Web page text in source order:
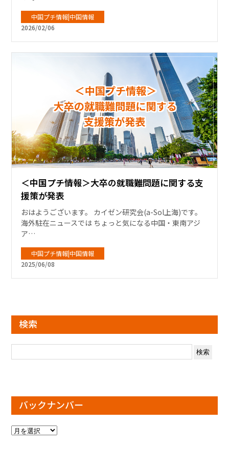
中国プチ情報|中国情報
2026/02/06
＜中国プチ情報＞大卒の就職難問題に関する支
援策が発表
おはようございます。 カイゼン研究会(a-Sol上海)です。
海外駐在ニュースでは ちょっと気になる中国・東南アジ
ア…
中国プチ情報|中国情報
2025/06/08
検索
索:
バックナンバー
バ